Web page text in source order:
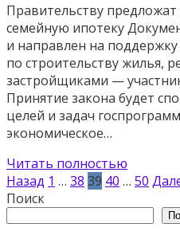
Правительству
семейную ипотеку
и направлен на
по строительству жилья,
застройщиками —
Принятие закона будет
целей и задач
экономическое…
Читать полностью
Пагинация
записей
Назад 1 … 38 39 40 … 50
Поиск